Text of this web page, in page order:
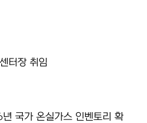
터장 취임
국가 온실가스 인벤토리 확